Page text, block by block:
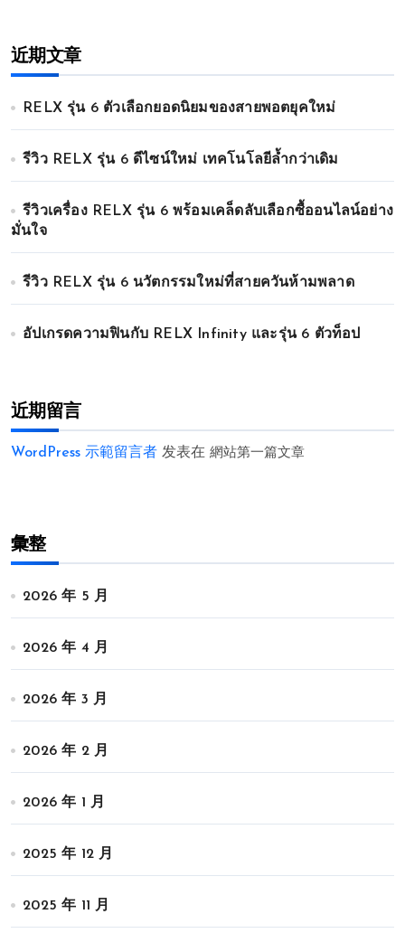
近期文章
RELX รุ่น 6 ตัวเลือกยอดนิยมของสายพอตยุคใหม่
รีวิว RELX รุ่น 6 ดีไซน์ใหม่ เทคโนโลยีล้ำกว่าเดิม
รีวิวเครื่อง RELX รุ่น 6 พร้อมเคล็ดลับเลือกซื้ออนไลน์อย่าง
มั่นใจ
รีวิว RELX รุ่น 6 นวัตกรรมใหม่ที่สายควันห้ามพลาด
อัปเกรดความฟินกับ RELX Infinity และรุ่น 6 ตัวท็อป
近期留言
WordPress 示範留言者 发表在 網站第一篇文章
彙整
2026 年 5 月
2026 年 4 月
2026 年 3 月
2026 年 2 月
2026 年 1 月
2025 年 12 月
2025 年 11 月